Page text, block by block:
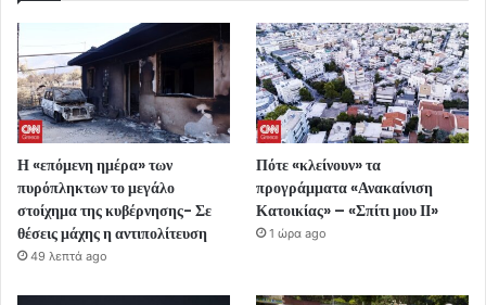
Η «επόμενη ημέρα» των
πυρόπληκτων το μεγάλο
στοίχημα της κυβέρνησης- Σε
θέσεις μάχης η αντιπολίτευση
49 λεπτά ago
Πότε «κλείνουν» τα
προγράμματα «Ανακαίνιση
Κατοικίας» – «Σπίτι μου ΙΙ»
1 ώρα ago